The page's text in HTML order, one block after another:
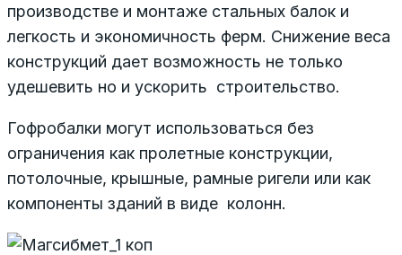
производстве и монтаже стальных балок и
легкость и экономичность ферм. Снижение веса
конструкций дает возможность не только
удешевить но и ускорить строительство.
Гофробалки могут использоваться без
ограничения как пролетные конструкции,
потолочные, крышные, рамные ригели или как
компоненты зданий в виде колонн.